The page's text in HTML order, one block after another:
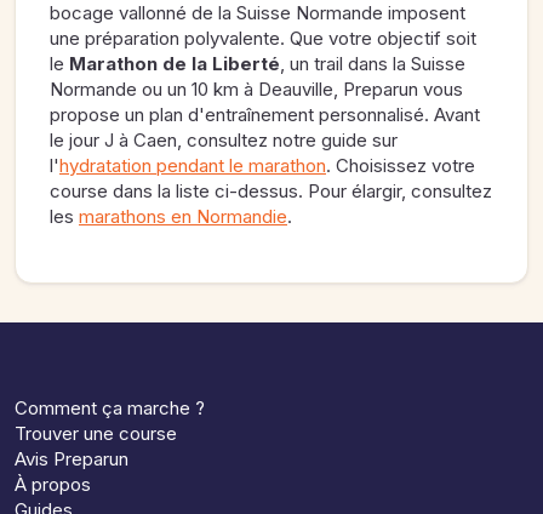
bocage vallonné de la Suisse Normande imposent
une préparation polyvalente. Que votre objectif soit
le Marathon de la Liberté, un trail dans la Suisse
Normande ou un 10 km à Deauville, Preparun vous
propose un plan d'entraînement personnalisé. Avant
le jour J à Caen, consultez notre guide sur
l'hydratation pendant le marathon. Choisissez votre
course dans la liste ci-dessus. Pour élargir, consultez
les marathons en Normandie.
Comment ça marche ?
Trouver une course
Avis Preparun
À propos